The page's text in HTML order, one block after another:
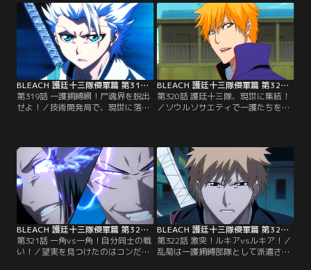
が、ソウルソサエティでは断界に行
った死神たちが連絡を絶ち、行方不
明になるという事件が発生してい
た。そんな折、現世ではコンが道端
でひとりの少女を拾っていた。【提
供：バンダイチャンネル】
魂街のほうへ逃げて瀞霊廷の様子を
うかがおうとするふたり。そこへ恋
次と一角が現れる。彼らもまた、一
護たちを捕まえようと追ってきたの
だった。仲間だと思っていた恋次た
ちに刃を向けられ…。【提供：バン
ダイチャンネル】
BLEACH 護廷十三隊侵軍篇 第319話
第319話 一護捕縛網！尸魂界を脱出
せよ！／技術開発局で、現世に落ち
死神たちが一護を捕らえようとして
いる以上、穿界門すらうかつに通る
ことさえできない。悩む一護に、合
流した夜一が強行突破を提案する。
一方、現世では、望実とコンの前に
吉良と七緒、そして…。【提供：バ
ンダイチャンネル】
BLEACH 護廷十三隊侵軍篇 第320話
第320話 護廷十三隊、現世に集結！
／ソウルソサエティで一護たちを襲
次々と断界に閉じ込められ、霊骸と
すりかえられていたのだった。マユ
リによって断界から救出され、現世
にやってきた隊長・副隊長たちは今
後の対策を練り始める。【提供：バ
ンダイチャンネル】
BLEACH 護廷十三隊侵軍篇 第321話
第321話 一角vs一角！自分同士の戦
い！／望実を見つけたのはコンだっ
た。自身もどこへ行こうとしている
BLEACH 護廷十三隊侵軍篇 第322話
第322話 激突！ルキアvsルキア！／
乱菊は一護捕縛部隊として派遣され